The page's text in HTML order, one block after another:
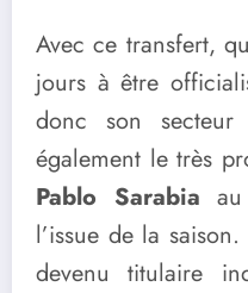
Avec ce transfert,
jours à être
donc son secteur
également le très
Pablo Sarabia
l’issue de la
devenu titulaire